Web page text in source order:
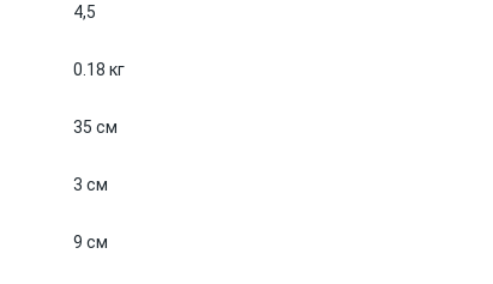
4,5
0.18 кг
35 см
3 см
9 см